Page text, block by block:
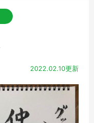
2022.02.10更新